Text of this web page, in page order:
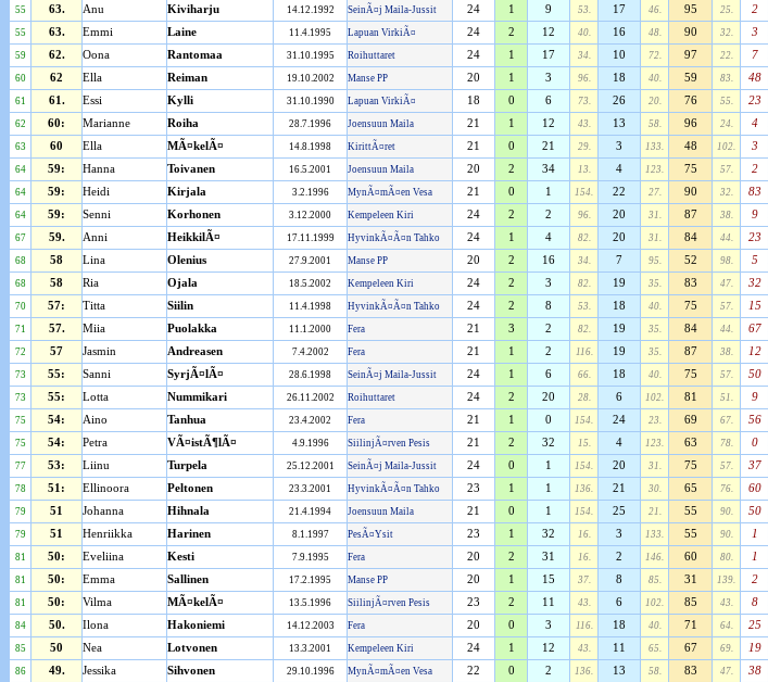
55 63. Anu Kiviharju 14.12.1992 SeinÃ¤j Maila-Jussit 24 1 9 53. 17 46. 95 25. 2
55 63. Emmi Laine 11.4.1995 Lapuan VirkiÃ¤ 24 2 12 40. 16 48. 90 32. 3
59 62. Oona Rantomaa 31.10.1995 Roihuttaret 24 1 17 34. 10 72. 97 22. 7
60 62 Ella Reiman 19.10.2002 Manse PP 20 1 3 96. 18 40. 59 83. 48
61 61. Essi Kylli 31.10.1990 Lapuan VirkiÃ¤ 18 0 6 73. 26 20. 76 55. 23
62 60: Marianne Roiha 28.7.1996 Joensuun Maila 21 1 12 43. 13 58. 96 24. 4
63 60 Ella MÃ¤kelÃ¤ 14.8.1998 KirittÃ¤ret 21 0 21 29. 3 133. 48 102. 3
64 59: Hanna Toivanen 16.5.2001 Joensuun Maila 20 2 34 13. 4 123. 75 57. 2
64 59: Heidi Kirjala 3.2.1996 MynÃ¤mÃ¤en Vesa 21 0 1 154. 22 27. 90 32. 83
64 59: Senni Korhonen 3.12.2000 Kempeleen Kiri 24 2 2 96. 20 31. 87 38. 9
67 59. Anni HeikkilÃ¤ 17.11.1999 HyvinkÃ¤Ã¤n Tahko 24 1 4 82. 20 31. 84 44. 23
68 58 Lina Olenius 27.9.2001 Manse PP 20 2 16 34. 7 95. 52 98. 5
68 58 Ria Ojala 18.5.2002 Kempeleen Kiri 24 2 3 82. 19 35. 83 47. 32
70 57: Titta Siilin 11.4.1998 HyvinkÃ¤Ã¤n Tahko 24 2 8 53. 18 40. 75 57. 15
71 57. Miia Puolakka 11.1.2000 Fera 21 3 2 82. 19 35. 84 44. 67
72 57 Jasmin Andreasen 7.4.2002 Fera 21 1 2 116. 19 35. 87 38. 12
73 55: Sanni SyrjÃ¤lÃ¤ 28.6.1998 SeinÃ¤j Maila-Jussit 24 1 6 66. 18 40. 75 57. 50
73 55: Lotta Nummikari 26.11.2002 Roihuttaret 24 2 20 28. 6 102. 81 51. 9
75 54: Aino Tanhua 23.4.2002 Fera 21 1 0 154. 24 23. 69 67. 56
75 54: Petra VÃ¤istÃ¶lÃ¤ 4.9.1996 SiilinjÃ¤rven Pesis 21 2 32 15. 4 123. 63 78. 0
77 53: Liinu Turpela 25.12.2001 SeinÃ¤j Maila-Jussit 24 0 1 154. 20 31. 75 57. 37
78 51: Ellinoora Peltonen 23.3.2001 HyvinkÃ¤Ã¤n Tahko 23 1 1 136. 21 30. 65 76. 60
79 51 Johanna Hihnala 21.4.1994 Joensuun Maila 21 0 1 154. 25 21. 55 90. 50
79 51 Henriikka Harinen 8.1.1997 PesÃ¤Ysit 23 1 32 16. 3 133. 55 90. 1
81 50: Eveliina Kesti 7.9.1995 Fera 20 2 31 16. 2 146. 60 80. 1
81 50: Emma Sallinen 17.2.1995 Manse PP 20 1 15 37. 8 85. 31 139. 2
81 50: Vilma MÃ¤kelÃ¤ 13.5.1996 SiilinjÃ¤rven Pesis 23 2 11 43. 6 102. 85 43. 8
84 50. Ilona Hakoniemi 14.12.2003 Fera 20 0 3 116. 18 40. 71 64. 25
85 50 Nea Lotvonen 13.3.2001 Kempeleen Kiri 24 1 12 43. 11 65. 67 69. 19
86 49. Jessika Sihvonen 29.10.1996 MynÃ¤mÃ¤en Vesa 22 0 2 136. 13 58. 83 47. 38